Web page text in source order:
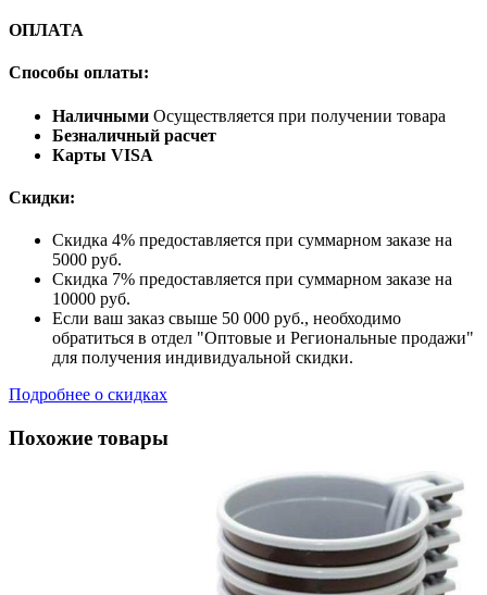
ОПЛАТА
Способы оплаты:
Наличными Осуществляется при получении товара
Безналичный расчет
Карты VISA
Скидки:
Скидка 4% предоставляется при суммарном заказе на
5000 руб.
Скидка 7% предоставляется при суммарном заказе на
10000 руб.
Если ваш заказ свыше 50 000 руб., необходимо
обратиться в отдел "Оптовые и Региональные продажи"
для получения индивидуальной скидки.
Подробнее о скидках
Похожие товары